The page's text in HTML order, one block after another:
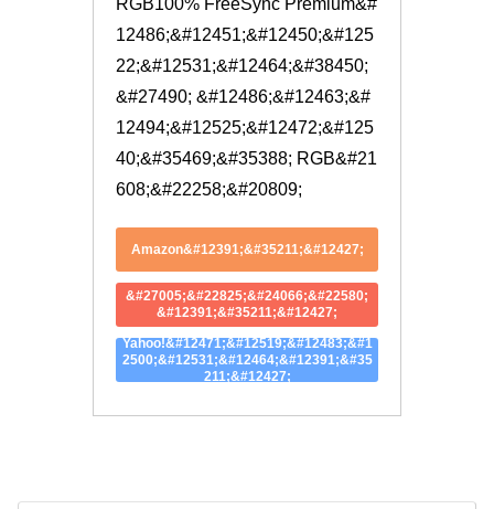
RGB100% FreeSync Premium&#
12486;&#12451;&#12450;&#125
22;&#12531;&#12464;&#38450;
&#27490; &#12486;&#12463;&#
12494;&#12525;&#12472;&#125
40;&#35469;&#35388; RGB&#21
608;&#22258;&#20809;
Amazon&#12391;&#35211;&#12427;
&#27005;&#22825;&#24066;&#22580;
&#12391;&#35211;&#12427;
Yahoo!&#12471;&#12519;&#12483;&#1
2500;&#12531;&#12464;&#12391;&#35
211;&#12427;